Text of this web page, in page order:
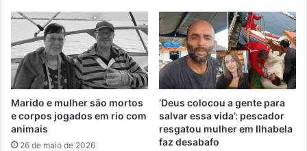
Marido e mulher são mortos
e corpos jogados em rio com
animais
26 de maio de 2026
‘Deus colocou a gente para
salvar essa vida’: pescador
resgatou mulher em Ilhabela
faz desabafo